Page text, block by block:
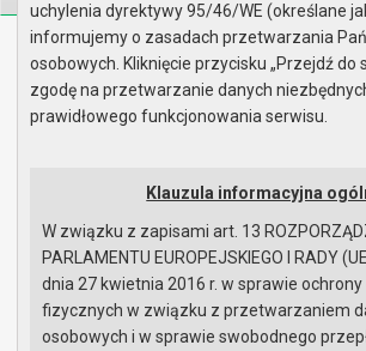
Biuletyn Informacji
Urząd Miasta i
Strona główna Mapa serwisu
Redakcja Instrukcja korzystania
Strona główna
uchylenia dyrektywy 95/46/WE (określane
informujemy o zasadach przetwarzania
osobowych. Kliknięcie przycisku „Przejdź do
zgodę na przetwarzanie danych
prawidłowego funkcjonowania serwisu.
Klauzula informacyjna
W związku z zapisami art. 13
PARLAMENTU EUROPEJSKIEGO I RADY
dnia 27 kwietnia 2016 r. w sprawie ochrony
fizycznych w związku z przetwarzaniem
osobowych i w sprawie swobodnego